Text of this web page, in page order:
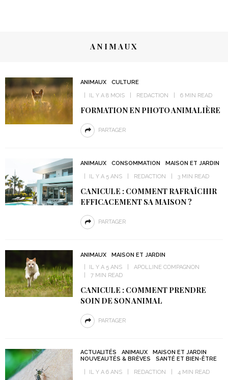
ANIMAUX
ANIMAUX
CULTURE
IL Y A 8 MOIS
REDACTION 6 MIN READ
FORMATION EN PHOTO ANIMALIÈRE
PARTAGER
ANIMAUX CONSOMMATION
MAISON ET JARDIN
IL Y A 5 ANS
REDACTION 3 MIN READ
CANICULE : COMMENT RAFRAÎCHIR
EFFICACEMENT SA MAISON ?
PARTAGER
ANIMAUX
MAISON ET JARDIN
IL Y A 5 ANS
APOLLINE COMPAGNON
7 MIN READ
CANICULE : COMMENT PRENDRE
SOIN DE SON ANIMAL
PARTAGER
ACTUALITÉS ANIMAUX
MAISON ET JARDIN
NOUVEAUTÉS & BRÈVES
SANTÉ ET BIEN-ÊTRE
IL Y A 6 ANS
REDACTION 4 MIN READ